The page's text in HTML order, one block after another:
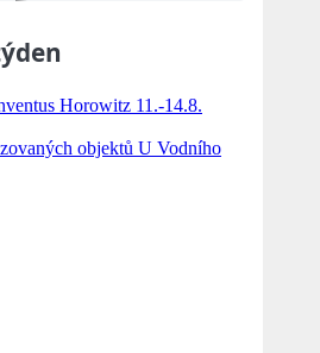
Horowitz 11.-14.8.
objektů U Vodního